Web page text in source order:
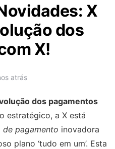
X
dos
X!
atrás
dos pagamentos
estratégico, a X está
de pagamento inovadora
plano ‘tudo em um’. Esta